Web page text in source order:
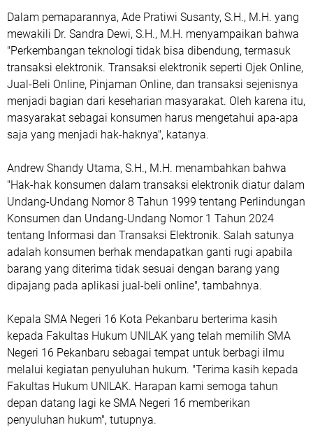
Dalam pemaparannya, Ade Pratiwi Susanty, S.H., M.H. yang
mewakili Dr. Sandra Dewi, S.H., M.H. menyampaikan bahwa
"Perkembangan teknologi tidak bisa dibendung, termasuk
transaksi elektronik. Transaksi elektronik seperti Ojek Online,
Jual-Beli Online, Pinjaman Online, dan transaksi sejenisnya
menjadi bagian dari keseharian masyarakat. Oleh karena itu,
masyarakat sebagai konsumen harus mengetahui apa-apa
saja yang menjadi hak-haknya", katanya.
Andrew Shandy Utama, S.H., M.H. menambahkan bahwa
"Hak-hak konsumen dalam transaksi elektronik diatur dalam
Undang-Undang Nomor 8 Tahun 1999 tentang Perlindungan
Konsumen dan Undang-Undang Nomor 1 Tahun 2024
tentang Informasi dan Transaksi Elektronik. Salah satunya
adalah konsumen berhak mendapatkan ganti rugi apabila
barang yang diterima tidak sesuai dengan barang yang
dipajang pada aplikasi jual-beli online", tambahnya.
Kepala SMA Negeri 16 Kota Pekanbaru berterima kasih
kepada Fakultas Hukum UNILAK yang telah memilih SMA
Negeri 16 Pekanbaru sebagai tempat untuk berbagi ilmu
melalui kegiatan penyuluhan hukum. "Terima kasih kepada
Fakultas Hukum UNILAK. Harapan kami semoga tahun
depan datang lagi ke SMA Negeri 16 memberikan
penyuluhan hukum", tutupnya.